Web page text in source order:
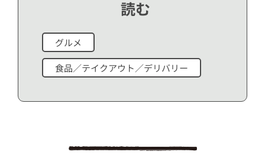
読む
グルメ
食品／テイクアウト／デリバリー